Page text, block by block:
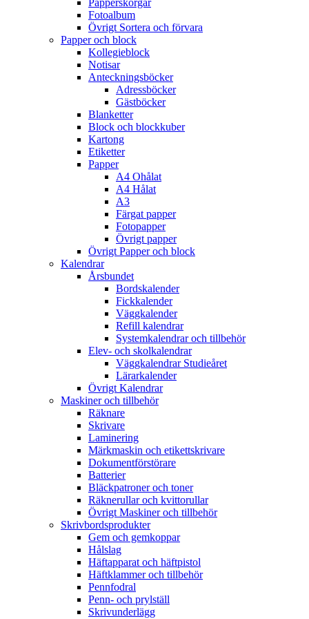
Papperskorgar
Fotoalbum
Övrigt Sortera och förvara
Papper och block
Kollegieblock
Notisar
Anteckningsböcker
Adressböcker
Gästböcker
Blanketter
Block och blockkuber
Kartong
Etiketter
Papper
A4 Ohålat
A4 Hålat
A3
Färgat papper
Fotopapper
Övrigt papper
Övrigt Papper och block
Kalendrar
Årsbundet
Bordskalender
Fickkalender
Väggkalender
Refill kalendrar
Systemkalendrar och tillbehör
Elev- och skolkalendrar
Väggkalendrar Studieåret
Lärarkalender
Övrigt Kalendrar
Maskiner och tillbehör
Räknare
Skrivare
Laminering
Märkmaskin och etikettskrivare
Dokumentförstörare
Batterier
Bläckpatroner och toner
Räknerullar och kvittorullar
Övrigt Maskiner och tillbehör
Skrivbordsprodukter
Gem och gemkoppar
Hålslag
Häftapparat och häftpistol
Häftklammer och tillbehör
Pennfodral
Penn- och prylställ
Skrivunderlägg